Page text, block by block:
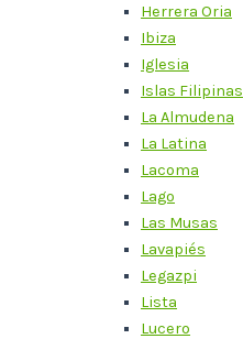
Herrera Oria
Ibiza
Iglesia
Islas Filipinas
La Almudena
La Latina
Lacoma
Lago
Las Musas
Lavapiés
Legazpi
Lista
Lucero